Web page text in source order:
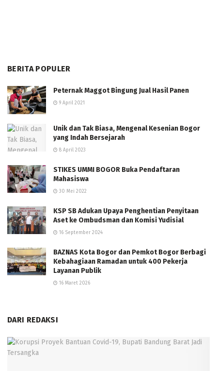
BERITA POPULER
Peternak Maggot Bingung Jual Hasil Panen
9 April 2021
Unik dan Tak Biasa, Mengenal Kesenian Bogor
yang Indah Bersejarah
8 April 2023
STIKES UMMI BOGOR Buka Pendaftaran
Mahasiswa
30 Mei 2022
KSP SB Adukan Upaya Penghentian Penyitaan
Aset ke Ombudsman dan Komisi Yudisial
16 September 2024
BAZNAS Kota Bogor dan Pemkot Bogor Berbagi
Kebahagiaan Ramadan untuk 400 Pekerja
Layanan Publik
16 Maret 2026
DARI REDAKSI